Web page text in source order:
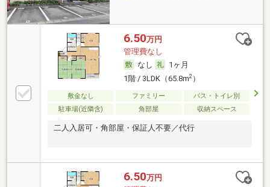
6.50万円
管理費なし
なし
1ヶ月
1階 / 3LDK（65.8m2）
敷金なし ファミリー
バス・トイレ別
駐車場(近隣含)
角部屋 収納スペース
二人入居可・角部屋・保証人不要／代行
6.50万円